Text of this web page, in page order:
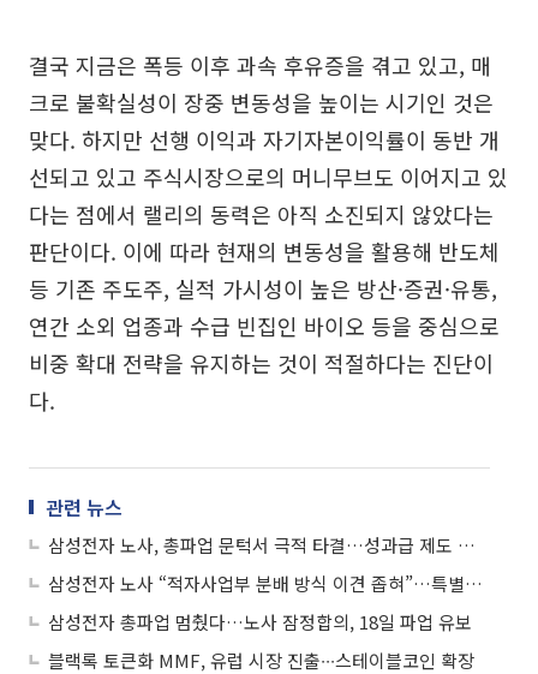
결국 지금은 폭등 이후 과속 후유증을 겪고 있고, 매
크로 불확실성이 장중 변동성을 높이는 시기인 것은
맞다. 하지만 선행 이익과 자기자본이익률이 동반 개
선되고 있고 주식시장으로의 머니무브도 이어지고 있
다는 점에서 랠리의 동력은 아직 소진되지 않았다는
판단이다. 이에 따라 현재의 변동성을 활용해 반도체
등 기존 주도주, 실적 가시성이 높은 방산·증권·유통,
연간 소외 업종과 수급 빈집인 바이오 등을 중심으로
비중 확대 전략을 유지하는 것이 적절하다는 진단이
다.
관련 뉴스
삼성전자 노사, 총파업 문턱서 극적 타결…성과급 제도 손질ㆍ특별보상 합의
삼성전자 노사 “적자사업부 분배 방식 이견 좁혀”…특별보상 제도화
삼성전자 총파업 멈췄다…노사 잠정합의, 18일 파업 유보
블랙록 토큰화 MMF, 유럽 시장 진출∙∙∙스테이블코인 확장